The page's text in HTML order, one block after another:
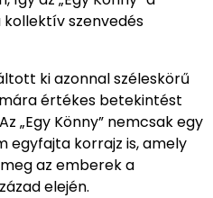
szenvedés
ki azonnal széleskörű
értékes betekintést
„Egy Könny” nemcsak egy
egyfajta korrajz is, amely
az emberek a
elején.